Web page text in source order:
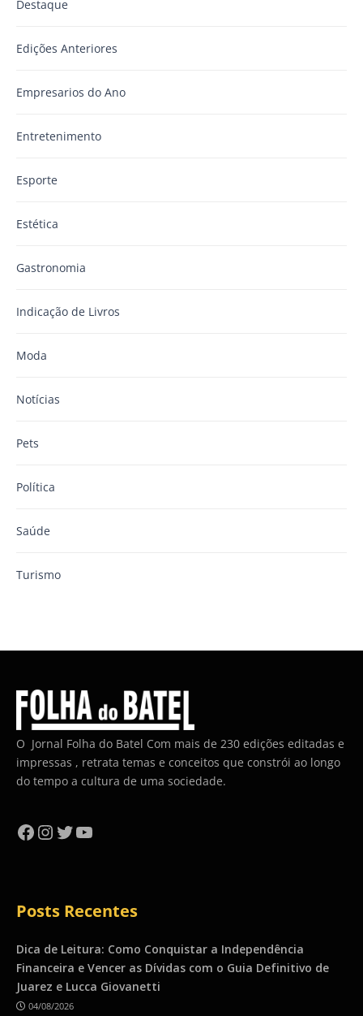
Destaque
Edições Anteriores
Empresarios do Ano
Entretenimento
Esporte
Estética
Gastronomia
Indicação de Livros
Moda
Notícias
Pets
Política
Saúde
Turismo
O Jornal Folha do Batel Com mais de 230 edições editadas e
impressas , retrata temas e conceitos que constrói ao longo
do tempo a cultura de uma sociedade.
Facebook
Instagram
Twitter
YouTube
Posts Recentes
Dica de Leitura: Como Conquistar a Independência
Financeira e Vencer as Dívidas com o Guia Definitivo de
Juarez e Lucca Giovanetti
04/08/2026